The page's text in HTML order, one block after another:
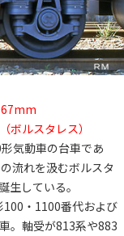
ボルスタレス）
気動車の台車であ
流れを汲むボルスタ
生している。
・1100番代および
。軸受が813系や883